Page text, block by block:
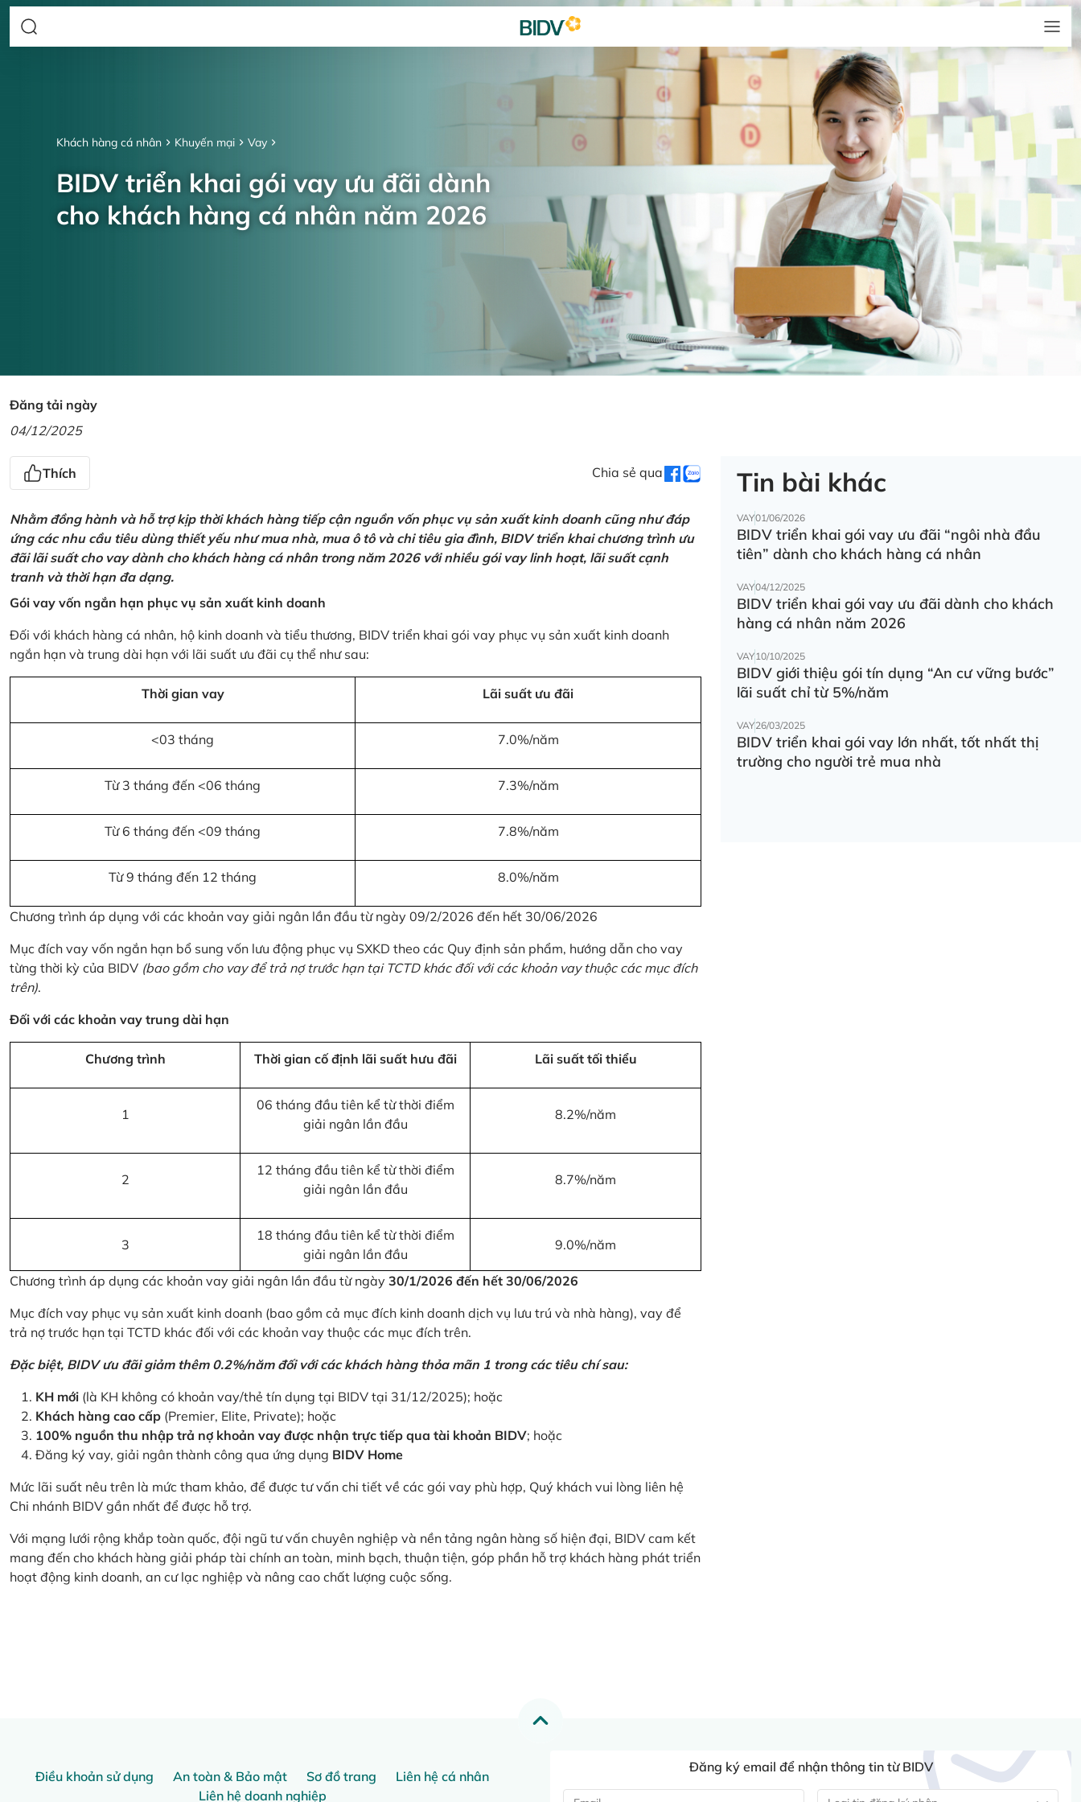
Khách hàng cá nhân Khuyến mại Vay
BIDV triển khai gói vay ưu đãi dành
cho khách hàng cá nhân năm 2026
Đăng tải ngày
04/12/2025
Thích Chia sẻ qua
Nhằm đồng hành và hỗ trợ kịp thời khách hàng tiếp cận nguồn vốn phục vụ sản xuất kinh doanh cũng như đáp
ứng các nhu cầu tiêu dùng thiết yếu như mua nhà, mua ô tô và chi tiêu gia đình, BIDV triển khai chương trình ưu
đãi lãi suất cho vay dành cho khách hàng cá nhân trong năm 2026 với nhiều gói vay linh hoạt, lãi suất cạnh
tranh và thời hạn đa dạng.
Gói vay vốn ngắn hạn phục vụ sản xuất kinh doanh
Đối với khách hàng cá nhân, hộ kinh doanh và tiểu thương, BIDV triển khai gói vay phục vụ sản xuất kinh doanh
ngắn hạn và trung dài hạn với lãi suất ưu đãi cụ thể như sau:
Thời gian vay Lãi suất ưu đãi
<03 tháng 7.0%/năm
Từ 3 tháng đến <06 tháng 7.3%/năm
Từ 6 tháng đến <09 tháng 7.8%/năm
Từ 9 tháng đến 12 tháng 8.0%/năm
Chương trình áp dụng với các khoản vay giải ngân lần đầu từ ngày 09/2/2026 đến hết 30/06/2026
Mục đích vay vốn ngắn hạn bổ sung vốn lưu động phục vụ SXKD theo các Quy định sản phẩm, hướng dẫn cho vay
từng thời kỳ của BIDV (bao gồm cho vay để trả nợ trước hạn tại TCTD khác đối với các khoản vay thuộc các mục đích
trên).
Đối với các khoản vay trung dài hạn
Chương trình Thời gian cố định lãi suất hưu đãi Lãi suất tối thiểu
1
06 tháng đầu tiên kể từ thời điểm
giải ngân lần đầu
8.2%/năm
2
12 tháng đầu tiên kể từ thời điểm
giải ngân lần đầu
8.7%/năm
3
18 tháng đầu tiên kể từ thời điểm
giải ngân lần đầu
9.0%/năm
Chương trình áp dụng các khoản vay giải ngân lần đầu từ ngày 30/1/2026 đến hết 30/06/2026
Mục đích vay phục vụ sản xuất kinh doanh (bao gồm cả mục đích kinh doanh dịch vụ lưu trú và nhà hàng), vay để
trả nợ trước hạn tại TCTD khác đối với các khoản vay thuộc các mục đích trên.
Đặc biệt, BIDV ưu đãi giảm thêm 0.2%/năm đối với các khách hàng thỏa mãn 1 trong các tiêu chí sau:
KH mới (là KH không có khoản vay/thẻ tín dụng tại BIDV tại 31/12/2025); hoặc
Khách hàng cao cấp (Premier, Elite, Private); hoặc
100% nguồn thu nhập trả nợ khoản vay được nhận trực tiếp qua tài khoản BIDV; hoặc
Đăng ký vay, giải ngân thành công qua ứng dụng BIDV Home
Mức lãi suất nêu trên là mức tham khảo, để được tư vấn chi tiết về các gói vay phù hợp, Quý khách vui lòng liên hệ
Chi nhánh BIDV gần nhất để được hỗ trợ.
Với mạng lưới rộng khắp toàn quốc, đội ngũ tư vấn chuyên nghiệp và nền tảng ngân hàng số hiện đại, BIDV cam kết
mang đến cho khách hàng giải pháp tài chính an toàn, minh bạch, thuận tiện, góp phần hỗ trợ khách hàng phát triển
hoạt động kinh doanh, an cư lạc nghiệp và nâng cao chất lượng cuộc sống.
Tin bài khác
VAY01/06/2026
BIDV triển khai gói vay ưu đãi “ngôi nhà đầu
tiên” dành cho khách hàng cá nhân
VAY04/12/2025
BIDV triển khai gói vay ưu đãi dành cho khách
hàng cá nhân năm 2026
VAY10/10/2025
BIDV giới thiệu gói tín dụng “An cư vững bước”
lãi suất chỉ từ 5%/năm
VAY26/03/2025
BIDV triển khai gói vay lớn nhất, tốt nhất thị
trường cho người trẻ mua nhà
Điều khoản sử dụng An toàn & Bảo mật Sơ đồ trang
Liên hệ cá nhân
Liên hệ doanh nghiệp
Đăng ký email để nhận thông tin từ BIDV